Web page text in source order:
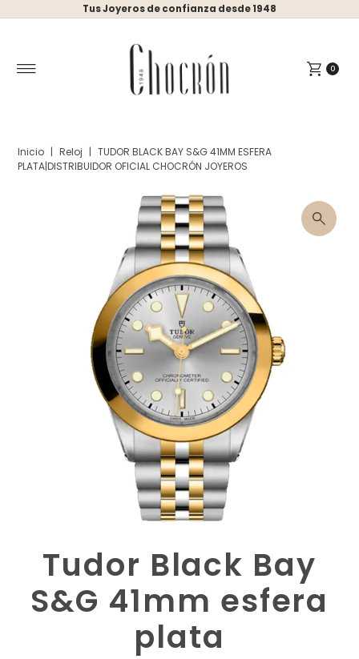
Ir directamente al contenido
Tus Joyeros de confianza desde 1948
0
Inicio | Reloj | TUDOR BLACK BAY S&G 41MM ESFERA
PLATA|DISTRIBUIDOR OFICIAL CHOCRÓN JOYEROS
Tudor Black Bay
S&G 41mm esfera
plata